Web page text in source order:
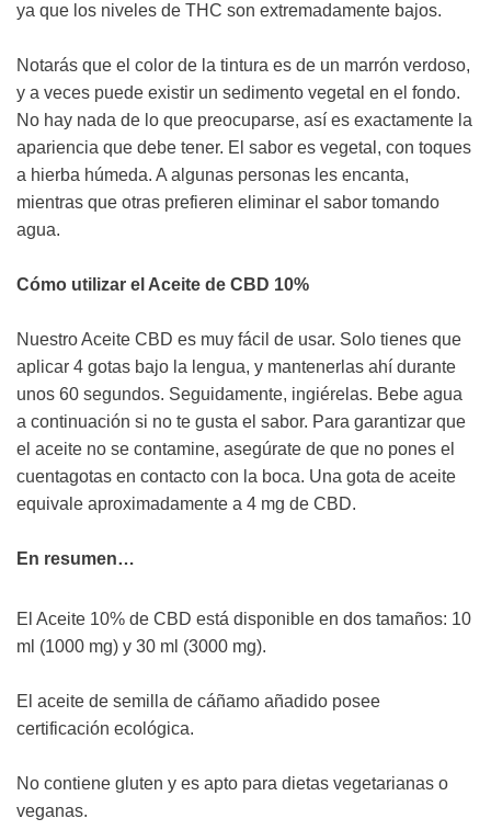
ya que los niveles de THC son extremadamente bajos.
Notarás que el color de la tintura es de un marrón verdoso,
y a veces puede existir un sedimento vegetal en el fondo.
No hay nada de lo que preocuparse, así es exactamente la
apariencia que debe tener. El sabor es vegetal, con toques
a hierba húmeda. A algunas personas les encanta,
mientras que otras prefieren eliminar el sabor tomando
agua.
Cómo utilizar el Aceite de CBD 10%
Nuestro Aceite CBD es muy fácil de usar. Solo tienes que
aplicar 4 gotas bajo la lengua, y mantenerlas ahí durante
unos 60 segundos. Seguidamente, ingiérelas. Bebe agua
a continuación si no te gusta el sabor. Para garantizar que
el aceite no se contamine, asegúrate de que no pones el
cuentagotas en contacto con la boca. Una gota de aceite
equivale aproximadamente a 4 mg de CBD.
En resumen…
El Aceite 10% de CBD está disponible en dos tamaños: 10
ml (1000 mg) y 30 ml (3000 mg).
El aceite de semilla de cáñamo añadido posee
certificación ecológica.
No contiene gluten y es apto para dietas vegetarianas o
veganas.